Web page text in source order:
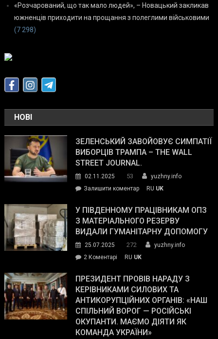
«Розчарований, що так мало людей», – Новацький закликав
южненців приходити на прощання з полеглими військовими
(7 298)
НОВІ
ЗЕЛЕНСЬКИЙ ЗАВОЙОВУЄ СИМПАТІЇ
ВИБОРЦІВ ТРАМПА – THE WALL
STREET JOURNAL.
02.11.2025 53
yuzhny.info
Залишити коментарon
завойовує
симпатії
виборців
The
Street
Journal.
RU UK
У ПІВДЕННОМУ ПРАЦІВНИКАМ ОПЗ
З МАТЕРІАЛЬНОГО РЕЗЕРВУ
ВИДАЛИ ГУМАНІТАРНУ ДОПОМОГУ
25.07.2025 272
yuzhny.info
2 Коментарі
Південному
працівникам
ОПЗ
з
матеріального
резерву
RU UK
ПРЕЗИДЕНТ ПРОВІВ НАРАДУ З
КЕРІВНИКАМИ СИЛОВИХ ТА
АНТИКОРУПЦІЙНИХ ОРГАНІВ: «НАШ
СПІЛЬНИЙ ВОРОГ — РОСІЙСЬКІ
ОКУПАНТИ. МАЄМО ДІЯТИ ЯК
КОМАНДА УКРАЇНИ»